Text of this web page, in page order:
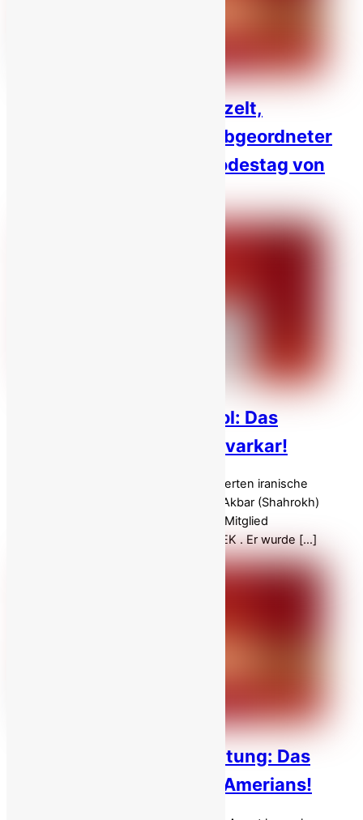
Botschaft von Martin Patzelt,
ehemaliger Bundestagsabgeordneter
Deutschlands zum 40. Todestag von
Vom Kämpfer zum Symbol: Das
Vermächtnis von Daneshvarkar!
Am Morgen des 30. März 2026 exekutierten iranische
Behörden im Gefängnis Ghezel Hesar Akbar (Shahrokh)
Daneshvarkar, einen Bauingenieur und Mitglied
der Widerstandseinheiten der PMOI/MEK . Er wurde […]
40 Tage nach der Hinrichtung: Das
Vermächtnis Vahid Bani-Amerians!